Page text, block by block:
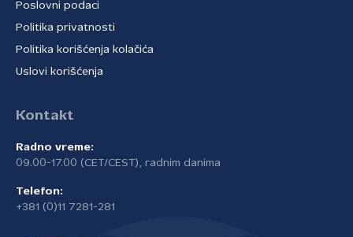
Poslovni podaci
Politika privatnosti
Politika korišćenja kolačića
Uslovi korišćenja
Kontakt
Radno vreme:
09.00-17.00 (CET/CEST), radnim danima
Telefon:
+381 (0)11 7281-281